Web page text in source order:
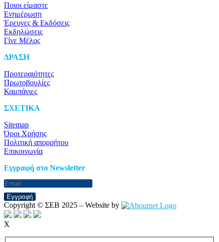
Ποιοι είμαστε
Ενημέρωση
Έρευνες & Εκδόσεις
Εκδηλώσεις
Γίνε Μέλος
ΔΡΑΣΗ
Προτεραιότητες
Πρωτοβουλίες
Καμπάνιες
ΣΧΕΤΙΚΑ
Sitemap
Όροι Χρήσης
Πολιτική απορρήτου
Επικοινωνία
Eγγραφή στο Newsletter
Εγγραφή
Copyright © ΣΕΒ 2025 – Website by
X